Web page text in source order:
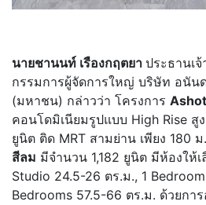
นายชานนท์ เรืองกฤตยา ประธานเ
กรรมการผู้จัดการใหญ่ บริษัท อนัน
(มหาชน) กล่าวว่า โครงการ
คอนโดมิเนียมรูปแบบ High Rise สู
ยูนิต ติด MRT สามย่าน เพียง 180
สีลม มีจำนวน 1,182 ยูนิต มีห้องให้
Studio 24.5-26 ตร.ม., 1
Bedrooms 57.5-66 ตร.ม. ด้วยกา